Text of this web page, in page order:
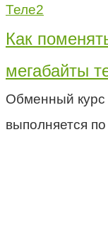
Теле2
Как
мегабайты
Обменный
выполняется